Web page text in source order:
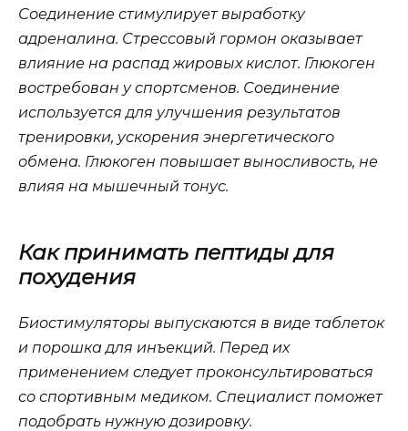
Соединение стимулирует выработку
адреналина. Стрессовый гормон оказывает
влияние на распад жировых кислот. Глюкоген
востребован у спортсменов. Соединение
используется для улучшения результатов
тренировки, ускорения энергетического
обмена. Глюкоген повышает выносливость, не
влияя на мышечный тонус.
Как принимать пептиды для
похудения
Биостимуляторы выпускаются в виде таблеток
и порошка для инъекций. Перед их
применением следует проконсультироваться
со спортивным медиком. Специалист поможет
подобрать нужную дозировку.